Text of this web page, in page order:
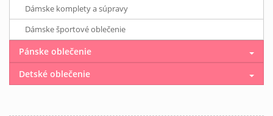
Dámske komplety a súpravy
Dámske športové oblečenie
Pánske oblečenie
Detské oblečenie